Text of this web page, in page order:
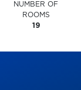
NUMBER OF
ROOMS
19